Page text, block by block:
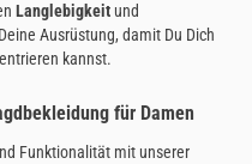
Langlebigkeit und
Ausrüstung, damit Du Dich
kannst.
für Damen
Funktionalität mit unserer